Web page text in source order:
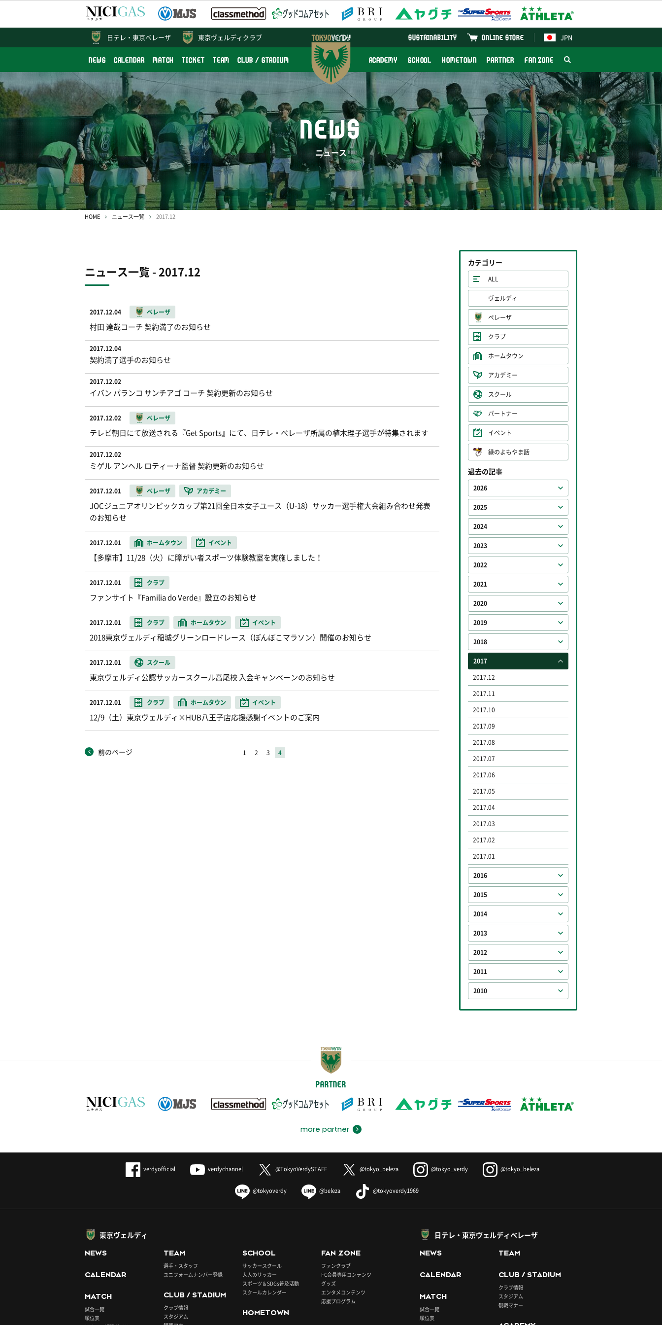
東京ヴェルディクラブ JPN
ONLINE STORE
SUSTAINABILITY
NEWS CALENDAR MATCH TICKET TEAM CLUB / STADIUM ACADEMY SCHOOL HOMETOWN PARTNER FAN ZONE
日テレ・ 東京ベレーザ
NEWS
ニュース
HOME ニュース一覧 2017.12
ニュース一覧 - 2017.12
2017.12.04 ベレーザ
村田 達哉コーチ 契約満了のお知らせ
2017.12.04
契約満了選手のお知らせ
2017.12.02
イバン パランコ サンチアゴ コーチ 契約更新のお知らせ
2017.12.02 ベレーザ
テレビ朝日にて放送される『Get Sports』にて、日テレ・ベレーザ所属の植木理子選手が特集されます
2017.12.02
ミゲル アンヘル ロティーナ監督 契約更新のお知らせ
2017.12.01 ベレーザ アカデミー
JOCジュニアオリンピックカップ第21回全日本女子ユース（U-18）サッカー選手権大会組み合わせ発表
のお知らせ
2017.12.01 ホームタウン イベント
【多摩市】11/28（火）に障がい者スポーツ体験教室を実施しました！
2017.12.01 クラブ
ファンサイト『Familia do Verde』設立のお知らせ
2017.12.01 クラブ ホームタウン イベント
2018東京ヴェルディ稲城グリーンロードレース（ぽんぽこマラソン）開催のお知らせ
2017.12.01 スクール
東京ヴェルディ公認サッカースクール高尾校 入会キャンペーンのお知らせ
2017.12.01 クラブ ホームタウン イベント
12/9（土）東京ヴェルディ×HUB八王子店応援感謝イベントのご案内
前のページ 1 2 3 4
カテゴリー
ALL
ヴェルディ
ベレーザ
クラブ
ホームタウン
アカデミー
スクール
パートナー
イベント
緑のよもやま話
過去の記事
2026
2025
2024
2023
2022
2021
2020
2019
2018
2017
2017.12
2017.11
2017.10
2017.09
2017.08
2017.07
2017.06
2017.05
2017.04
2017.03
2017.02
2017.01
2016
2015
2014
2013
2012
2011
2010
PARTNER
more partner
verdyofficial verdychannel @TokyoVerdySTAFF @tokyo_beleza @tokyo_verdy @tokyo_beleza
@tokyoverdy @beleza @tokyoverdy1969
東京ヴェルディ
NEWS
CALENDAR
MATCH
試合一覧
順位表
TEAM
選手・スタッフ
ユニフォームナンバー登録
CLUB / STADIUM
クラブ情報
スタジアム
SCHOOL
サッカースクール
大人のサッカー
スポーツ＆SDGs普及活動
スクールカレンダー
HOMETOWN
FAN ZONE
ファンクラブ
FC会員専用コンテンツ
グッズ
エンタメコンテンツ
応援プログラム
日テレ・東京ヴェルディベレーザ
NEWS
CALENDAR
MATCH
試合一覧
順位表
TEAM
CLUB / STADIUM
クラブ情報
スタジアム
観戦マナー